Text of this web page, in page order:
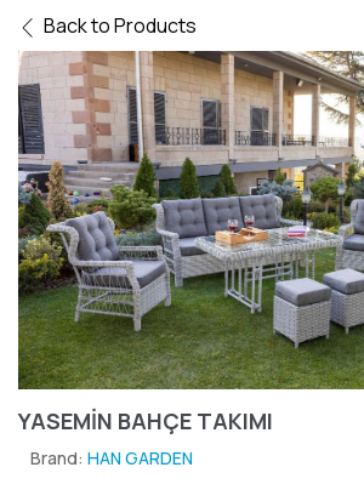
Back to Products
YASEMİN BAHÇE TAKIMI
Brand: HAN GARDEN